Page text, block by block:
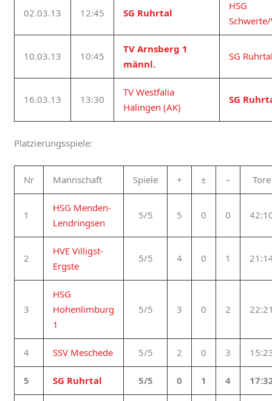
02.03.13 12:45 SG Ruhrtal
HSG
10.03.13 10:45
TV Arnsberg 1
männl.
SG
16.03.13 13:30
TV Westfalia
Halingen (AK)
SG
Platzierungsspiele:
Nr Mannschaft Spiele + ± – Tore
1
HSG Menden-
Lendringsen
5/5 5 0 0
2
HVE Villigst-
Ergste
5/5 4 0 1
3
HSG
Hohenlimburg
1
5/5 3 0 2
4 SSV Meschede 5/5 2 0 3
5 SG Ruhrtal 5/5 0 1 4